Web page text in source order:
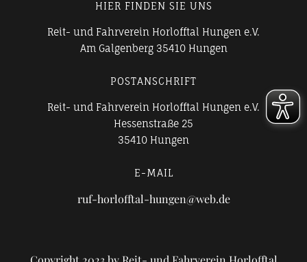
HIER FINDEN SIE UNS
Reit- und Fahrverein Horlofftal Hungen e.V.
Am Galgenberg 35410 Hungen
POSTANSCHRIFT
Reit- und Fahrverein Horlofftal Hungen e.V.
Hessenstraße 25
35410 Hungen
E-MAIL
ruf-horlofftal-hungen@web.de